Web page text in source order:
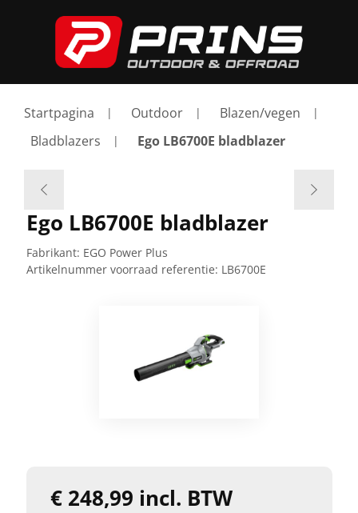
Startpagina Outdoor
Blazen/vegen
Bladblazers
Ego LB6700E bladblazer
Ego LB6700E bladblazer
Fabrikant: EGO Power Plus
Artikelnummer voorraad referentie: LB6700E
€ 248,99 incl. BTW